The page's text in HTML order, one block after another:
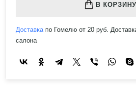
В КОРЗИНУ
Доставкапо Гомелю от 20 руб.
салона